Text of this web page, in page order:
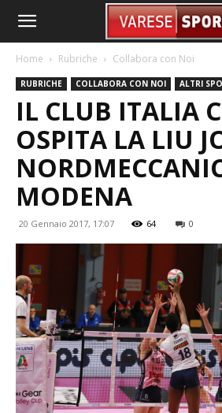
Home Rubriche Collabora con Noi
RUBRICHE COLLABORA CON NOI ALTRI
IL CLUB ITALIA
OSPITA LA LIU
MODENA
20 Gennaio 2017, 17:07 64 0